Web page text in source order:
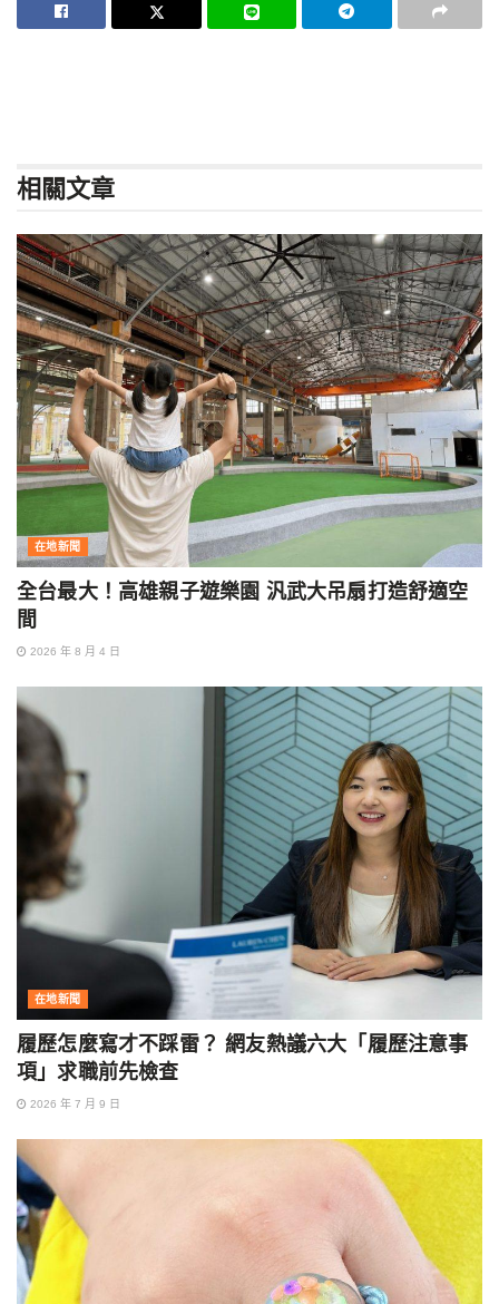
相關文章
在地新聞
全台最大！高雄親子遊樂園 汎武大吊扇打造舒適空
間
2026 年 8 月 4 日
在地新聞
履歷怎麼寫才不踩雷？ 網友熱議六大「履歷注意事
項」求職前先檢查
2026 年 7 月 9 日